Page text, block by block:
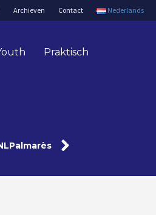
Archieven Contact Nederlands
Praktisch